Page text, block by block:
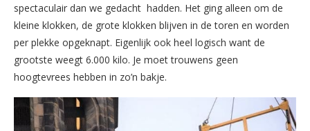
spectaculair dan we gedacht hadden. Het ging alleen om de
kleine klokken, de grote klokken blijven in de toren en worden
per plekke opgeknapt. Eigenlijk ook heel logisch want de
grootste weegt 6.000 kilo. Je moet trouwens geen
hoogtevrees hebben in zo’n bakje.